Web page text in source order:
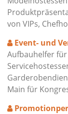
von VIPs,
Event- und
Aufbauhelfer
Main für